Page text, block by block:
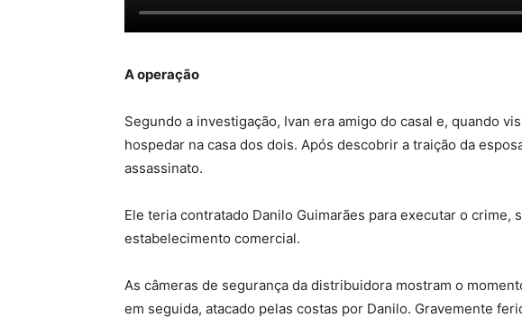
A operação
Segundo a investigação, Ivan era amigo do casal e, quando
hospedar na casa dos dois. Após descobrir a traição da
assassinato.
Ele teria contratado Danilo Guimarães para executar o crime,
estabelecimento comercial.
As câmeras de segurança da distribuidora mostram o
em seguida, atacado pelas costas por Danilo. Gravemente